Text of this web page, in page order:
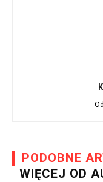
PODOBNE
WIĘCEJ OD